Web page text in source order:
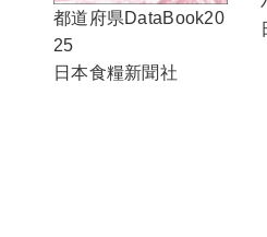
都道府県DataBook20
25
日本食糧新聞社